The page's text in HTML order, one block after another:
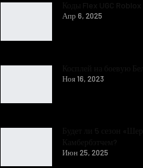
Апр 6, 2025
Ноя 16, 2023
Июн 25, 2025